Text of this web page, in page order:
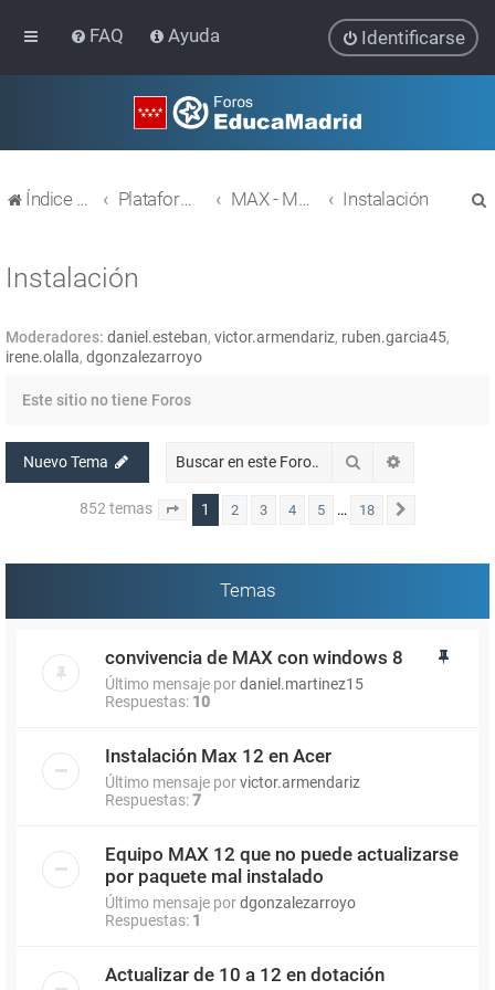
FAQ Ayuda Identificarse
Índice general Plataforma Educativa EducaMadrid MAX - MAdrid_linuX Instalación
Instalación
Moderadores: daniel.esteban, victor.armendariz, ruben.garcia45,
irene.olalla, dgonzalezarroyo
Este sitio no tiene Foros
Nuevo Tema Buscar
852 temas Página 1de 18
1 2 3 4 5 … 18
Temas
convivencia de MAX con windows 8
Último mensaje pordaniel.martinez15
Respuestas: 10
Instalación Max 12 en Acer
Último mensaje porvictor.armendariz
Respuestas:7
Equipo MAX 12 que no puede actualizarse
por paquete mal instalado
Último mensaje pordgonzalezarroyo
Respuestas: 1
Actualizar de 10 a 12 en dotación